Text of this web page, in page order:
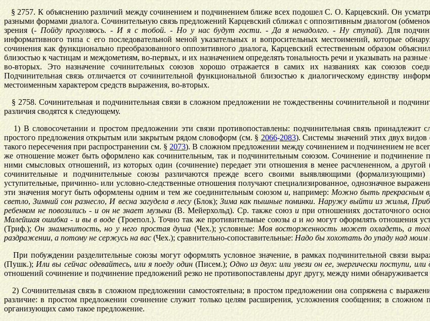
§2757. К объяснению различий между сочинением и подчинением ближе всех подошел С. О. Карцевский. Он
разными формами диалога. Сочинительную связь предложений Карцевский сближал с оппозитивным диалогом
зрения (- Пойду прогуляюсь. - И я с тобой. - Но у нас будут гости. -Да я ненадолго. - Ну ступай). Для
информативного типа с его последовательной меной указательных и вопросительных местоимений, которые
сочинения как функционально преобразованного оппозитивного диалога, Карцевский естественным образом
близостью к частицам и междометиям, во-первых, и их назначением определять тональность речи и указывать на
во-вторых. Это назначение сочинительных союзов хорошо отражается в самих их названиях как союзов
Подчинительная связь отличается от сочинительной функциональной близостью к диалогическому единству
местоименным характером средств выражения, во-вторых.
§2758. Сочинительная и подчинительная связи в сложном предложении не тождественны сочинительной и
различия сводятся к следующему.
1) В словосочетании и простом предложении эти связи противопоставлены: подчинительная связь принадлежит
простого предложения открытым или закрытым рядом словоформ (см. § 2066-2083). Системы значений этих двух видов
такого пересечения при распространении см. § 2073). В сложном предложении между сочинением и подчинением не
же отношение может быть оформлено как сочинительным, так и подчинительным союзом. Сочинение и подчинение
ними смысловых отношений, из которых один (сочинение) передает эти отношения в менее расчлененном, а
сочинительные и подчинительные союзы различаются прежде всего своими выявляющими
уступительные, причинно- или условно-следственные отношения получают специализированное, однозначное
эти значения могут быть оформлены одним и тем же соединительным союзом и, например: Можно быть прекрасным
светло,Зимний сон разнесло,И весна загудела в лесу(Блок);Зима как пышные поминки.Наружу выйти из жилья,
ребенком не повозились- и он не знает музыки (В. Мейерхольд). Ср. также союз ипри отношениях достаточного
Малейшая ошибка -и вы в воде (Троепол.). Точно так же противительные союзыа ино могут оформлять отношения
(Триф.);Он знаменитость,но у него простая душа (Чех.); условные: Моя восторженность может охладеть, а
раздражении, а потому не сержусь на вас (Чех.); сравнительно-сопоставительные: Надо бы хохотать до упаду над моим
При побуждении разделительные союзы могут оформлять условное значение, в рамках подчинительной связи
(Пушк.);Или вы сейчас одевайтесь, или я поеду один(Писем.); Одно из двух:или увези он ее,энергически поступи, или
отношений сочинение и подчинение предложений резко не противопоставлены друг другу, между ними
2) Сочинительная связь в сложном предложении самостоятельна; в простом предложении она сопряжена с
различие: в простом предложении сочинение служит только целям расширения, усложнения сообщения; в сложном
организующих само такое предложение.